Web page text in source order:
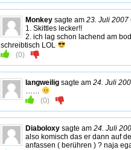
Monkey sagte am 23. Juli 2007
1. Skittles lecker!!
2. ich lag schon lachend am
schreibtisch LOL
(0)
langweilig sagte am 24. Juli
……
(0)
Diaboloxy sagte am 24. Juli
also komisch das er dann auf
anfassen ( berühren ) ? naja